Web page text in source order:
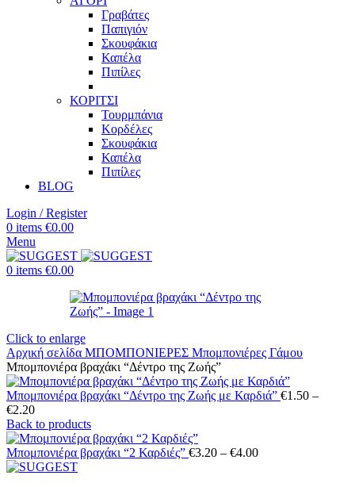
Γραβάτες
Παπιγιόν
Σκουφάκια
Καπέλα
Πιπίλες
ΚΟΡΙΤΣΙ
Τουρμπάνια
Κορδέλες
Σκουφάκια
Καπέλα
Πιπίλες
BLOG
Login / Register
0 items €0.00
Menu
0 items €0.00
Click to enlarge
Αρχική σελίδα ΜΠΟΜΠΟΝΙΕΡΕΣ Μπομπονιέρες Γάμου
Μπομπονιέρα βραχάκι “Δέντρο της Ζωής”
Μπομπονιέρα βραχάκι “Δέντρο της Ζωής με Καρδιά” €1.50 –
€2.20Price
range:
€1.50
through
€2.20
Back to products
Μπομπονιέρα βραχάκι “2 Καρδιές” €3.20 – €4.00Price